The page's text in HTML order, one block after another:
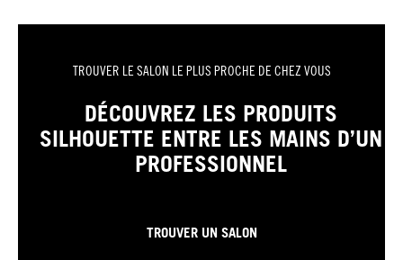
TROUVER LE SALON LE PLUS PROCHE DE CHEZ VOUS
DÉCOUVREZ LES PRODUITS
SILHOUETTE ENTRE LES MAINS D’UN
PROFESSIONNEL
TROUVER UN SALON